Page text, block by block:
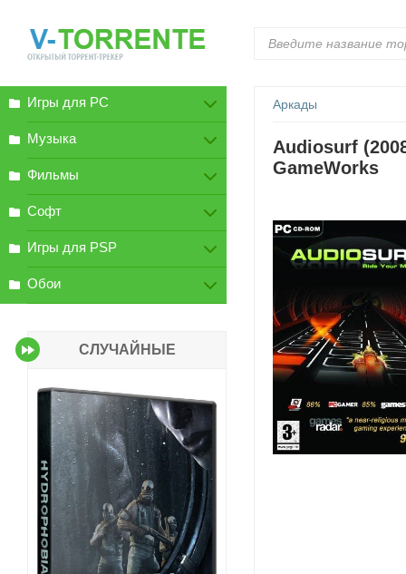
Аркады
Audiosurf
GameWorks
Игры для PC
Музыка
Фильмы
Софт
Игры для PSP
Обои
СЛУЧАЙНЫЕ